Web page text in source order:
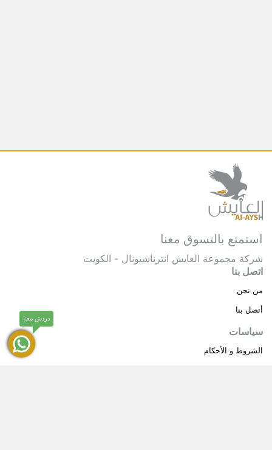
استمتع بالتسوق معنا
شركة مجموعة العايش انترناشيونال - الكويت
اتصل بنا
من نحن
أتصل بنا
سياسات
الشروط و الأحكام
دردش معنا